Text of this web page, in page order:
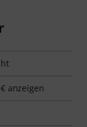
anzeigen